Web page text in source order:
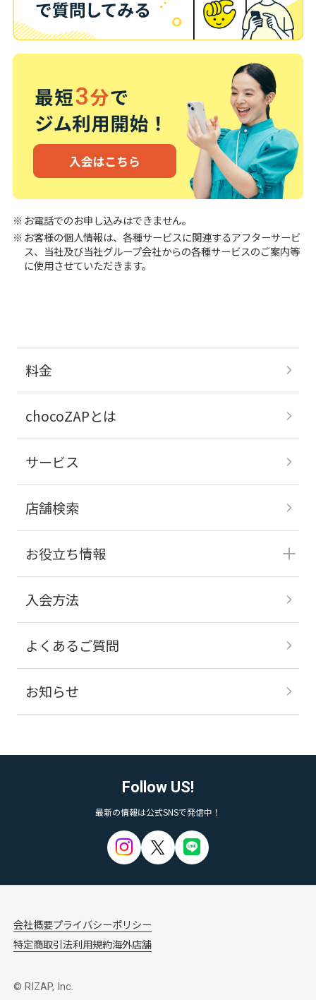
お電話でのお申し込みはできません。
お客様の個人情報は、各種サービスに関連するアフターサービ
ス、当社及び当社グループ会社からの各種サービスのご案内等
に使用させていただきます。
料金
chocoZAPとは
サービス
店舗検索
お役立ち情報
入会方法
よくあるご質問
お知らせ
Follow US!
最新の情報は公式SNSで発信中！
会社概要プライバシーポリシー
特定商取引法利用規約海外店舗
© RIZAP, Inc.